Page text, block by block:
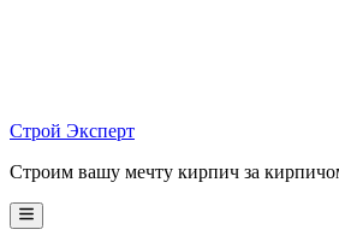
Строй Эксперт
Строим вашу мечту кирпич за
Main
Menu